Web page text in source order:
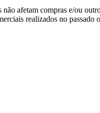
não afetam compras e/ou
realizados no passado